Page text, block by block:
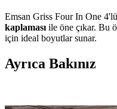
Emsan Griss Four In One
kaplaması ile öne çıkar. Bu
için ideal boyutlar sunar.
Ayrıca Bakınız